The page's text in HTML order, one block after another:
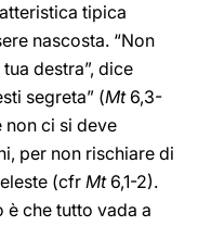
tipica
nascosta. “Non
destra”, dice
segreta” (Mt6,3-
non ci si deve
per non rischiare di
(cfr Mt6,1-2).
che tutto vada a